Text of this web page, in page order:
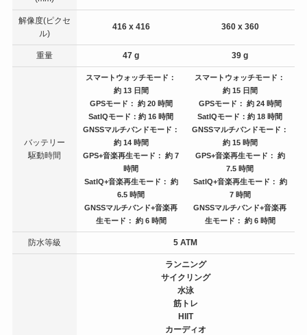
解像度(ピクセ
ル)
416 x 416 360 x 360
重量 47 g 39 g
バッテリー
駆動時間
スマートウォッチモード：
約 13 日間
GPSモード： 約 20 時間
SatIQモード：約 16 時間
GNSSマルチバンドモード：
約 14 時間
GPS+音楽再生モード： 約 7
時間
SatIQ+音楽再生モード： 約
6.5 時間
GNSSマルチバンド+音楽再
生モード： 約 6 時間
スマートウォッチモード：
約 15 日間
GPSモード： 約 24 時間
SatIQモード：約 18 時間
GNSSマルチバンドモード：
約 15 時間
GPS+音楽再生モード： 約
7.5 時間
SatIQ+音楽再生モード： 約
7 時間
GNSSマルチバンド+音楽再
生モード： 約 6 時間
防水等級 5 ATM
ランニング
サイクリング
水泳
筋トレ
HIIT
カーディオ